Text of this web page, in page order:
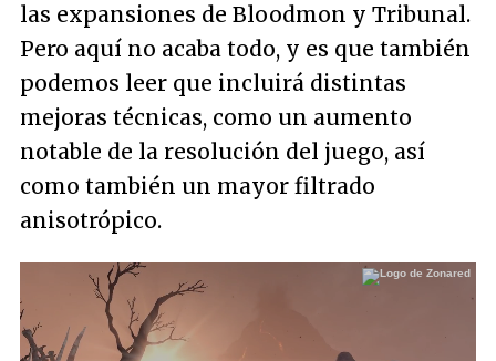
las expansiones de Bloodmon y Tribunal.
Pero aquí no acaba todo, y es que también
podemos leer que incluirá distintas
mejoras técnicas, como un aumento
notable de la resolución del juego, así
como también un mayor filtrado
anisotrópico.